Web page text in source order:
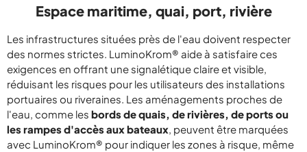
Espace maritime, quai, port, rivière
Les infrastructures situées près de l'eau doivent respecter
des normes strictes. LuminoKrom® aide à satisfaire ces
exigences en offrant une signalétique claire et visible,
réduisant les risques pour les utilisateurs des installations
portuaires ou riveraines. Les aménagements proches de
l'eau, comme les bords de quais, de rivières, de ports ou
les rampes d'accès aux bateaux, peuvent être marquées
avec LuminoKrom® pour indiquer les zones à risque, même